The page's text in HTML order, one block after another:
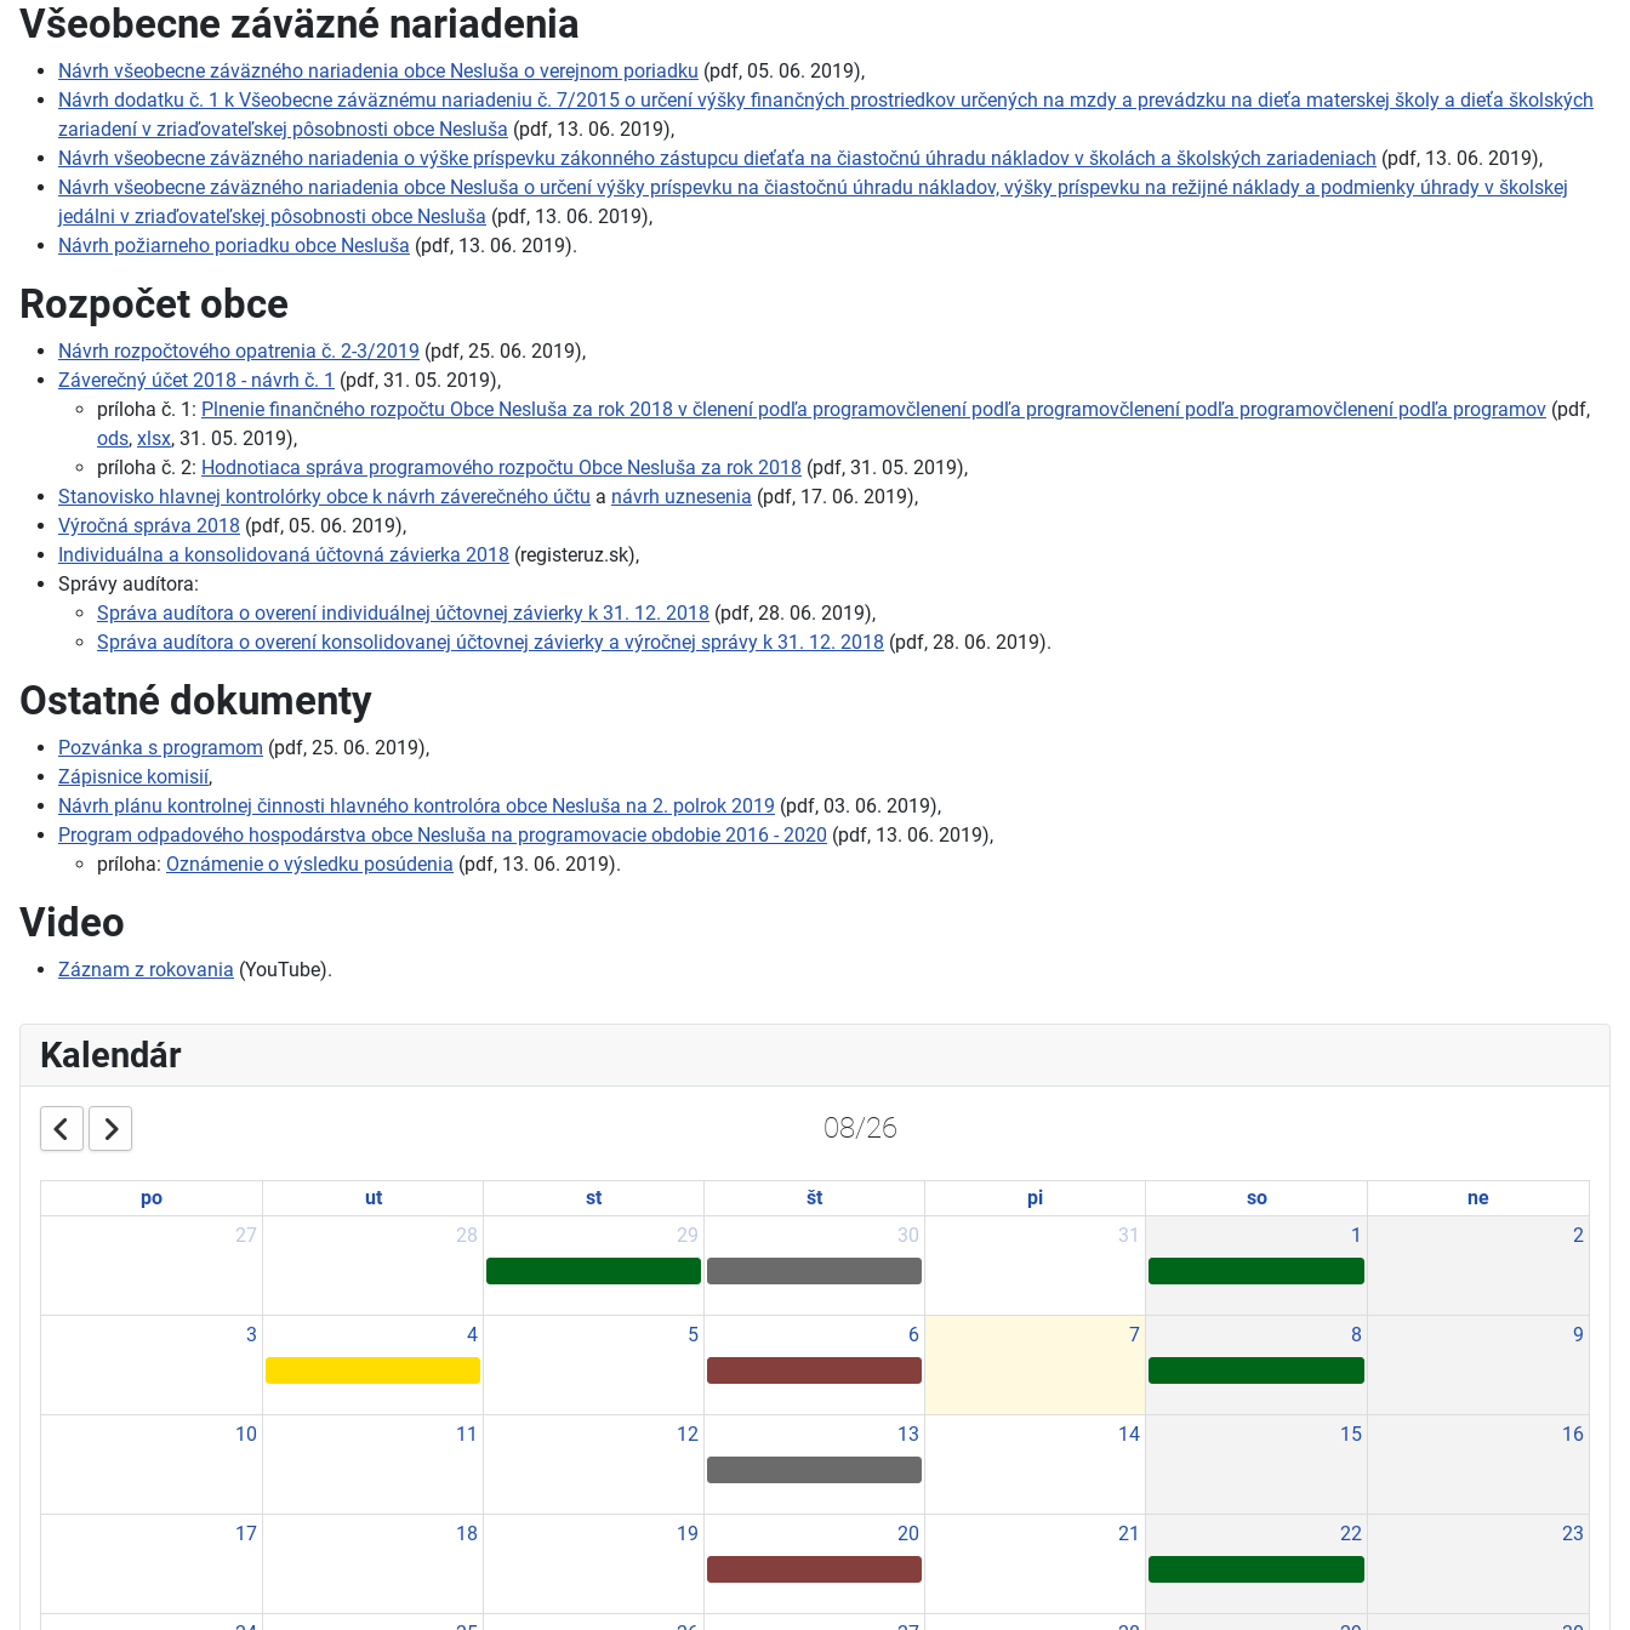
Všeobecne záväzné nariadenia
Návrh všeobecne záväzného nariadenia obce Nesluša o verejnom poriadku (pdf, 05. 06. 2019),
Návrh dodatku č. 1 k Všeobecne záväznému nariadeniu č. 7/2015 o určení výšky finančných prostriedkov určených na mzdy a prevádzku na dieťa materskej školy a dieťa školských
zariadení v zriaďovateľskej pôsobnosti obce Nesluša (pdf, 13. 06. 2019),
Návrh všeobecne záväzného nariadenia o výške príspevku zákonného zástupcu dieťaťa na čiastočnú úhradu nákladov v školách a školských zariadeniach (pdf, 13. 06. 2019),
Návrh všeobecne záväzného nariadenia obce Nesluša o určení výšky príspevku na čiastočnú úhradu nákladov, výšky príspevku na režijné náklady a podmienky úhrady v školskej
jedálni v zriaďovateľskej pôsobnosti obce Nesluša (pdf, 13. 06. 2019),
Návrh požiarneho poriadku obce Nesluša (pdf, 13. 06. 2019).
Rozpočet obce
Návrh rozpočtového opatrenia č. 2-3/2019 (pdf, 25. 06. 2019),
Záverečný účet 2018 - návrh č. 1 (pdf, 31. 05. 2019),
príloha č. 1: Plnenie finančného rozpočtu Obce Nesluša za rok 2018 v členení podľa programovčlenení podľa programovčlenení podľa programovčlenení podľa programov (pdf,
ods, xlsx, 31. 05. 2019),
príloha č. 2: Hodnotiaca správa programového rozpočtu Obce Nesluša za rok 2018 (pdf, 31. 05. 2019),
Stanovisko hlavnej kontrolórky obce k návrh záverečného účtu a návrh uznesenia (pdf, 17. 06. 2019),
Výročná správa 2018 (pdf, 05. 06. 2019),
Individuálna a konsolidovaná účtovná závierka 2018 (registeruz.sk),
Správy audítora:
Správa audítora o overení individuálnej účtovnej závierky k 31. 12. 2018 (pdf, 28. 06. 2019),
Správa audítora o overení konsolidovanej účtovnej závierky a výročnej správy k 31. 12. 2018 (pdf, 28. 06. 2019).
Ostatné dokumenty
Pozvánka s programom (pdf, 25. 06. 2019),
Zápisnice komisií,
Návrh plánu kontrolnej činnosti hlavného kontrolóra obce Nesluša na 2. polrok 2019 (pdf, 03. 06. 2019),
Program odpadového hospodárstva obce Nesluša na programovacie obdobie 2016 - 2020 (pdf, 13. 06. 2019),
príloha: Oznámenie o výsledku posúdenia (pdf, 13. 06. 2019).
Video
Záznam z rokovania (YouTube).
Kalendár
08/26
po ut st št pi so
ne
27
28 29 30 31 1 2
3 4 5 6 7 8 9
10 11 12 13 14 15 16
17 18 19 20 21 22 23